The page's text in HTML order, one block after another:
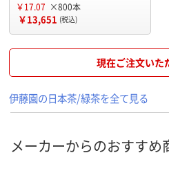
￥17.07 ×800本
￥13,651 (税込)
現在ご注文いた
伊藤園の日本茶/緑茶を全て見る
メーカーからのおすすめ